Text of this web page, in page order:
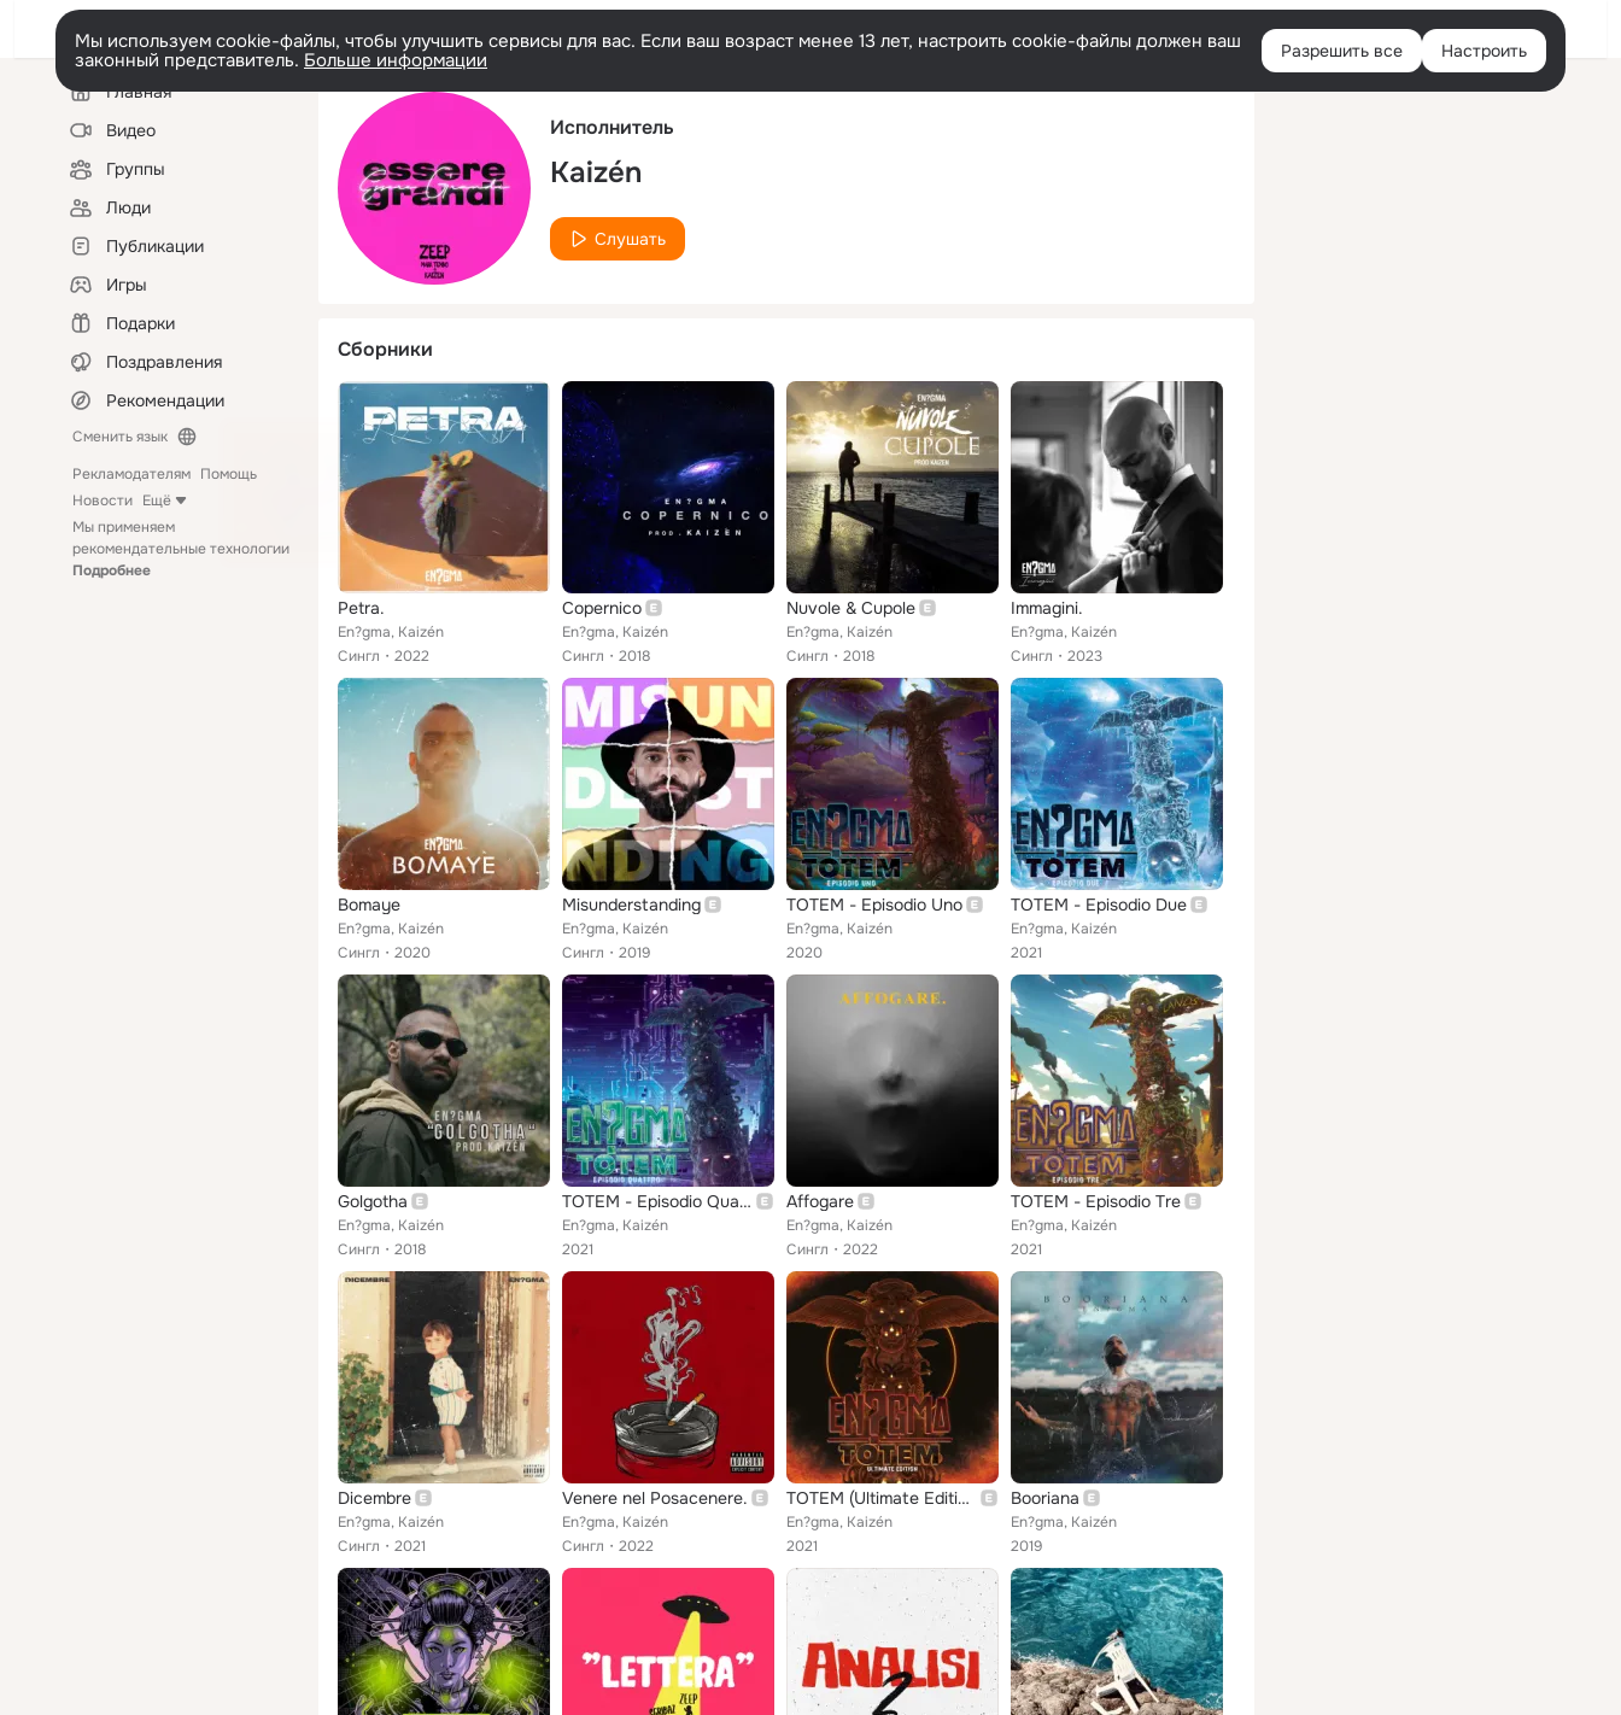
Русский Войти
Мы используем cookie-файлы, чтобы улучшить сервисы для вас. Если ваш возраст менее 13 лет, настроить cookie-файлы должен ваш
законный представитель. Больше информации Разрешить все Настроить
Левая
колонкаГлавная
Видео
Группы
Люди
Публикации
Игры
Подарки
Поздравления
Рекомендации
Сменить язык
Рекламодателям Помощь
Новости Ещё
Мы применяем
рекомендательные технологии
Подробнее
Исполнитель
Kaizén
Слушать
Сборники
Petra.
En?gma, Kaizén
Сингл
2022
Copernico
En?gma, Kaizén
Сингл
2018
Nuvole & Cupole
En?gma, Kaizén
Сингл
2018
Immagini.
En?gma, Kaizén
Сингл
2023
Bomaye
En?gma, Kaizén
Сингл
2020
Misunderstanding
En?gma, Kaizén
Сингл
2019
TOTEM - Episodio Uno
En?gma, Kaizén
2020
TOTEM - Episodio Due
En?gma, Kaizén
2021
Golgotha
En?gma, Kaizén
Сингл
2018
TOTEM - Episodio Quattro
En?gma, Kaizén
2021
Affogare
En?gma, Kaizén
Сингл
2022
TOTEM - Episodio Tre
En?gma, Kaizén
2021
Dicembre
En?gma, Kaizén
Сингл
2021
Venere nel Posacenere.
En?gma, Kaizén
Сингл
2022
TOTEM (Ultimate Edition)
En?gma, Kaizén
2021
Booriana
En?gma, Kaizén
2019